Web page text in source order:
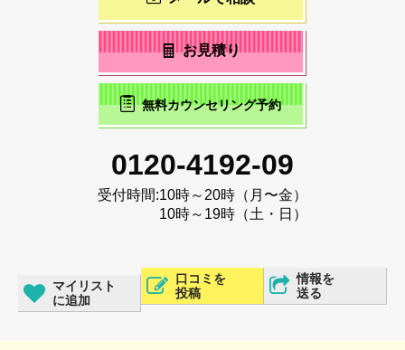
お見積り
無料カウンセリング予約
0120-4192-09
受付時間:10時～20時（月〜金）
10時～19時（土・日）
マイリスト
に追加
口コミを
投稿
情報を
送る